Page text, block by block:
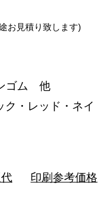
お見積り致します)
ゴム 他
ク・レッド・ネイ
印刷参考価格